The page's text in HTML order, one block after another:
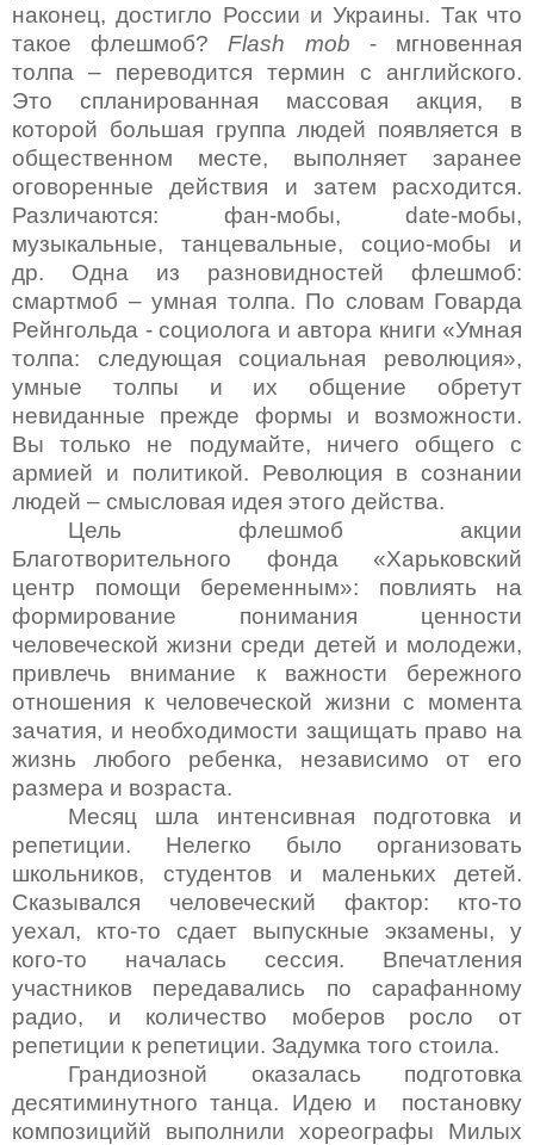
наконец, достигло России и Украины. Так что
такое флешмоб? Flash mob - мгновенная
толпа – переводится термин с английского.
Это спланированная массовая акция, в
которой большая группа людей появляется в
общественном месте, выполняет заранее
оговоренные действия и затем расходится.
Различаются: фан-мобы, date-мобы,
музыкальные, танцевальные, социо-мобы и
др. Одна из разновидностей флешмоб:
смартмоб – умная толпа. По словам Говарда
Рейнгольда - социолога и автора книги «Умная
толпа: следующая социальная революция»,
умные толпы и их общение обретут
невиданные прежде формы и возможности.
Вы только не подумайте, ничего общего с
армией и политикой. Революция в сознании
людей – смысловая идея этого действа.
Цель флешмоб акции
Благотворительного фонда «Харьковский
центр помощи беременным»: повлиять на
формирование понимания ценности
человеческой жизни среди детей и молодежи,
привлечь внимание к важности бережного
отношения к человеческой жизни с момента
зачатия, и необходимости защищать право на
жизнь любого ребенка, независимо от его
размера и возраста.
Месяц шла интенсивная подготовка и
репетиции. Нелегко было организовать
школьников, студентов и маленьких детей.
Сказывался человеческий фактор: кто-то
уехал, кто-то сдает выпускные экзамены, у
кого-то началась сессия. Впечатления
участников передавались по сарафанному
радио, и количество моберов росло от
репетиции к репетиции. Задумка того стоила.
Грандиозной оказалась подготовка
десятиминутного танца. Идею и постановку
композицийй
выполнили хореографы Милых